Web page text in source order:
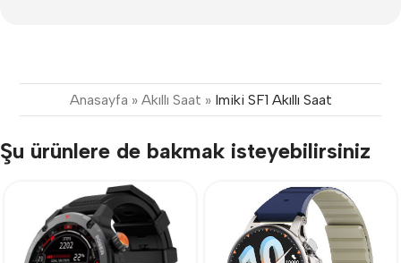
Anasayfa » Akıllı Saat » Imiki SF1 Akıllı Saat
Şu ürünlere de bakmak isteyebilirsiniz